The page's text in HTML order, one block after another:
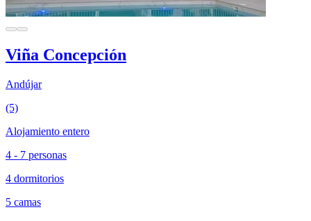
Viña Concepción
Andújar
(5)
Alojamiento entero
4 - 7 personas
4 dormitorios
5 camas